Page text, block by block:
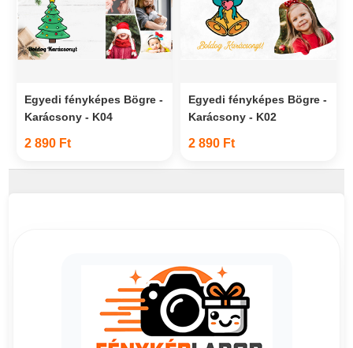
Egyedi fényképes Bögre -
Karácsony - K04
2 890 Ft
Egyedi fényképes Bögre -
Karácsony - K02
2 890 Ft